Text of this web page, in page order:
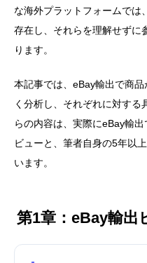
な海外プラットフォームでは
存在し、それらを理解せずに
ります。
本記事では、eBay輸出で商
く分析し、それぞれに対す
らの内容は、実際にeBay輸
ビューと、筆者自身の5年以
います。
第1章：eBay輸出